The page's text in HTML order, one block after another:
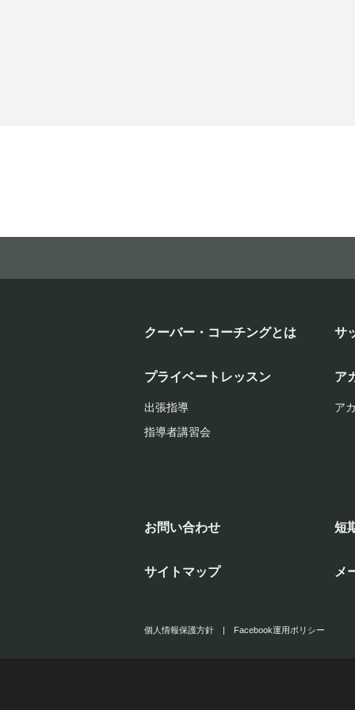
クーバー・コーチングとは サ
プライベートレッスン
出張指導
指導者講習会
ア
ア
お問い合わせ 短
サイトマップ メ
個人情報保護方針 | Facebook運用ポリシー